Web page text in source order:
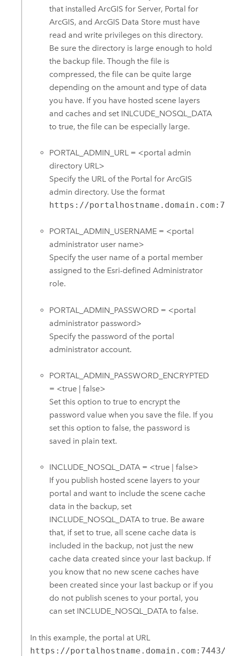
that installedArcGIS for Server, Portal for
ArcGIS, andArcGIS Data Store must have
read and write privileges on this directory.
Be sure the directory is large enough to hold
the backup file. Though the file is
compressed, the file can be quite large
depending on the amount and type of data
you have. If you have hosted scene layers
and caches and set INLCUDE_NOSQL_DATA
to true, the file can be especially large.
PORTAL_ADMIN_URL = <portal admin
directory URL>
Specify the URL of the Portal for ArcGIS
admin directory. Use the format
https://
PORTAL_ADMIN_USERNAME = <portal
administrator user name>
Specify the user name of a portal member
assigned to the Esri-defined Administrator
role.
PORTAL_ADMIN_PASSWORD = <portal
administrator password>
Specify the password of the portal
administrator account.
PORTAL_ADMIN_PASSWORD_ENCRYPTED
= <true | false>
Set this option to true to encrypt the
password value when you save the file. If you
set this option to false, the password is
saved in plain text.
INCLUDE_NOSQL_DATA = <true | false>
If you publish hosted scene layers to your
portal and want to include the scene cache
data in the backup, set
INCLUDE_NOSQL_DATA to true. Be aware
that, if set to true, all scene cache data is
included in the backup, not just the new
cache data created since your last backup. If
you know that no new scene caches have
been created since your last backup or if you
do not publish scenes to your portal, you
can set INCLUDE_NOSQL_DATA to false.
In this example, the portal at URL
https://